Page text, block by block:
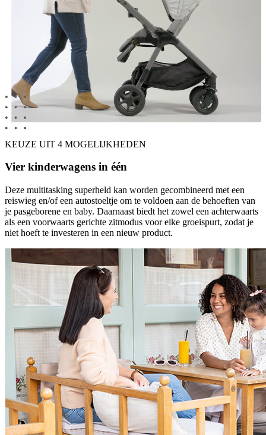
KEUZE UIT 4 MOGELIJKHEDEN
Vier kinderwagens in één
Deze multitasking superheld kan worden gecombineerd met een
reiswieg en/of een autostoeltje om te voldoen aan de behoeften van
je pasgeborene en baby. Daarnaast biedt het zowel een achterwaarts
als een voorwaarts gerichte zitmodus voor elke groeispurt, zodat je
niet hoeft te investeren in een nieuw product.